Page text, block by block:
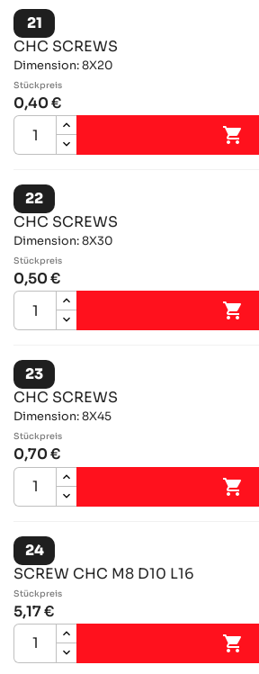
21
CHC SCREWS
Dimension: 8X20
Stückpreis
0,40 €

22
CHC SCREWS
Dimension: 8X30
Stückpreis
0,50 €

23
CHC SCREWS
Dimension: 8X45
Stückpreis
0,70 €

24
SCREW CHC M8 D10 L16
Stückpreis
5,17 €
